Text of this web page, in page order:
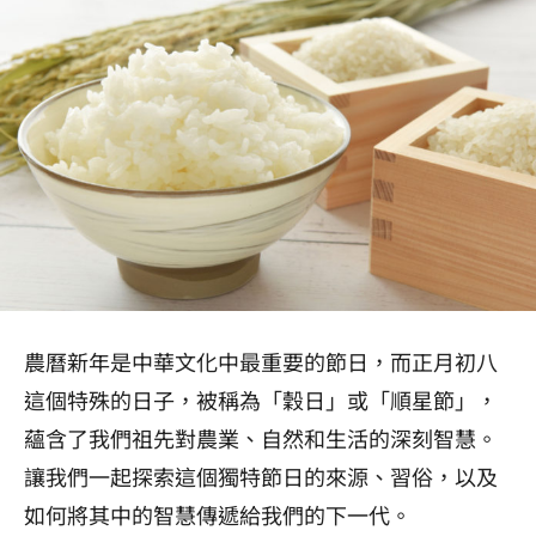
農曆新年是中華文化中最重要的節日，而正月初八
這個特殊的日子，被稱為「穀日」或「順星節」，
蘊含了我們祖先對農業、自然和生活的深刻智慧。
讓我們一起探索這個獨特節日的來源、習俗，以及
如何將其中的智慧傳遞給我們的下一代。